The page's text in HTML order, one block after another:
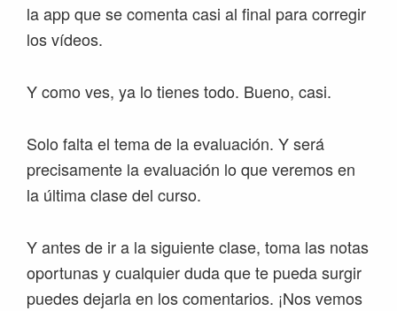
la app que se comenta casi al final para corregir
los vídeos.
Y como ves, ya lo tienes todo. Bueno, casi.
Solo falta el tema de la evaluación. Y será
precisamente la evaluación lo que veremos en
la última clase del curso.
Y antes de ir a la siguiente clase, toma las notas
oportunas y cualquier duda que te pueda surgir
puedes dejarla en los comentarios. ¡Nos vemos